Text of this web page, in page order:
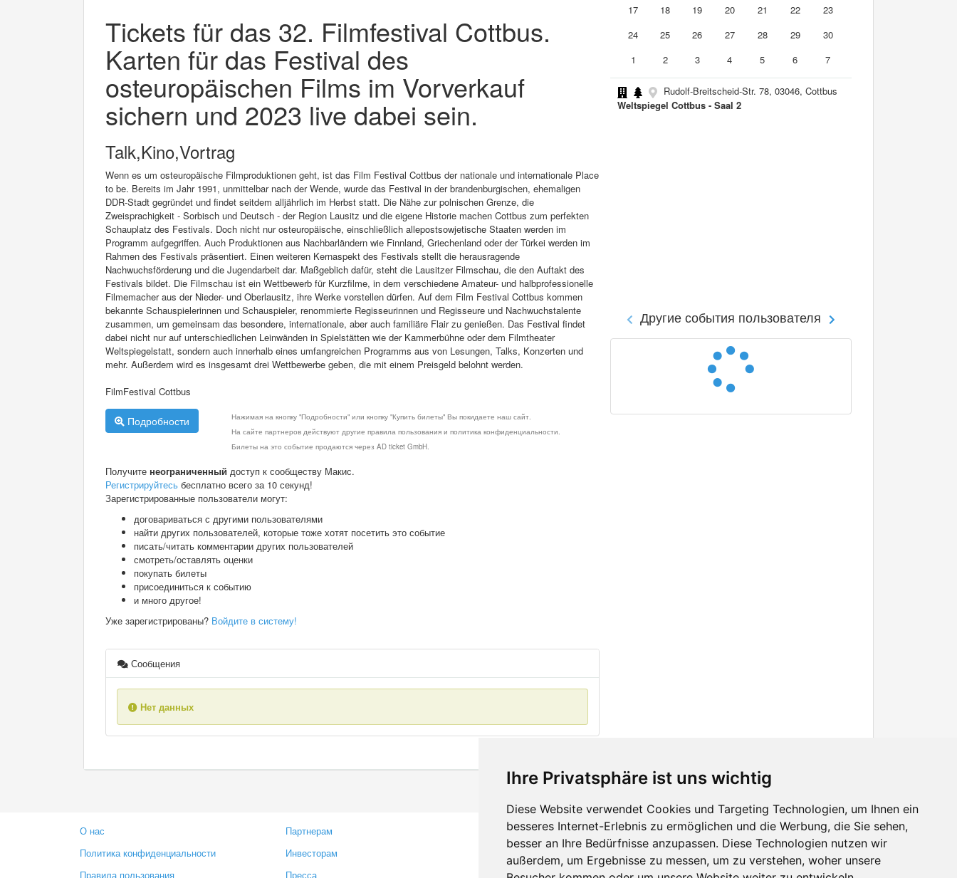
Ihre Privatsphäre ist uns wichtig
Diese Website verwendet Cookies und Targeting Technologien, um Ihnen ein
besseres Internet-Erlebnis zu ermöglichen und die Werbung, die Sie sehen,
besser an Ihre Bedürfnisse anzupassen. Diese Technologien nutzen wir
außerdem, um Ergebnisse zu messen, um zu verstehen, woher unsere
Tickets für das 32. Filmfestival Cottbus.
Karten für das Festival des
osteuropäischen Films im Vorverkauf
sichern und 2023 live dabei sein.
Talk,Kino,Vortrag
Wenn es um osteuropäische Filmproduktionen geht, ist das Film Festival Cottbus der nationale und internationale Place
to be. Bereits im Jahr 1991, unmittelbar nach der Wende, wurde das Festival in der brandenburgischen, ehemaligen
DDR-Stadt gegründet und findet seitdem alljährlich im Herbst statt. Die Nähe zur polnischen Grenze, die
Zweisprachigkeit - Sorbisch und Deutsch - der Region Lausitz und die eigene Historie machen Cottbus zum perfekten
Schauplatz des Festivals. Doch nicht nur osteuropäische, einschließlich allepostsowjetische Staaten werden im
Programm aufgegriffen. Auch Produktionen aus Nachbarländern wie Finnland, Griechenland oder der Türkei werden im
Rahmen des Festivals präsentiert. Einen weiteren Kernaspekt des Festivals stellt die herausragende
Nachwuchsförderung und die Jugendarbeit dar. Maßgeblich dafür, steht die Lausitzer Filmschau, die den Auftakt des
Festivals bildet. Die Filmschau ist ein Wettbewerb für Kurzfilme, in dem verschiedene Amateur- und halbprofessionelle
Filmemacher aus der Nieder- und Oberlausitz, ihre Werke vorstellen dürfen. Auf dem Film Festival Cottbus kommen
bekannte Schauspielerinnen und Schauspieler, renommierte Regisseurinnen und Regisseure und Nachwuchstalente
zusammen, um gemeinsam das besondere, internationale, aber auch familiäre Flair zu genießen. Das Festival findet
dabei nicht nur auf unterschiedlichen Leinwänden in Spielstätten wie der Kammerbühne oder dem Filmtheater
Weltspiegelstatt, sondern auch innerhalb eines umfangreichen Programms aus von Lesungen, Talks, Konzerten und
mehr. Außerdem wird es insgesamt drei Wettbewerbe geben, die mit einem Preisgeld belohnt werden.
FilmFestival Cottbus
Подробности
Нажимая на кнопку "Подробности" или кнопку "Купить билеты" Вы покидаете наш сайт.
На сайте партнеров действуют другие правила пользования и политика конфиденциальности.
Билеты на это событие продаются через AD ticket GmbH.
Получите неограниченный доступ к сообществу Макис.
Регистрируйтесь бесплатно всего за 10 секунд!
Зарегистрированные пользователи могут:
договариваться с другими пользователями
найти других пользователей, которые тоже хотят посетить это событие
писать/читать комментарии других пользователей
смотреть/оставлять оценки
покупать билеты
присоединиться к событию
и много другое!
Уже зарегистрированы? Войдите в систему!
Сообщения
Нет данных
17
18 19 20 21 22
23
24
25 26 27 28 29
30
1
2 3 4 5 6 7
Rudolf-Breitscheid-Str. 78, 03046, Cottbus
Weltspiegel Cottbus - Saal 2
Другие события пользователя
О нас
Политика конфиденциальности
Правила пользования
Партнерам
Инвесторам
Пресса
Контакты
Оставить отзыв
Сообщить об ошибке
Facebook
Twitter
YouTube